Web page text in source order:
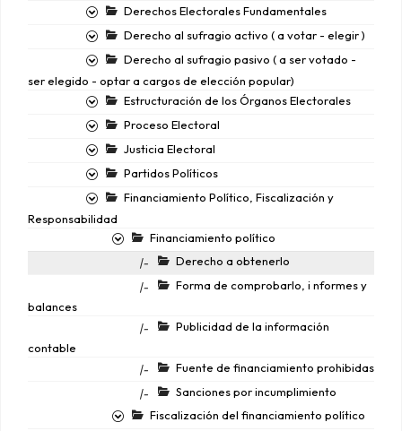
Derechos Electorales Fundamentales
Derecho al sufragio activo ( a votar - elegir )
Derecho al sufragio pasivo ( a ser votado -
ser elegido - optar a cargos de elección popular)
Estructuración de los Órganos Electorales
Proceso Electoral
Justicia Electoral
Partidos Políticos
Financiamiento Político, Fiscalización y
Responsabilidad
Financiamiento político
|-
Derecho a obtenerlo
|-
Forma de comprobarlo, i nformes y
balances
|-
Publicidad de la información
contable
|-
Fuente de financiamiento prohibidas
|-
Sanciones por incumplimiento
Fiscalización del financiamiento político